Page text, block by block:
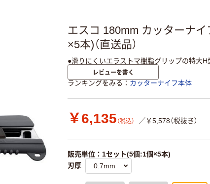
エスコ 180mm カッターナ
×5本)（直送品）
●滑りにくいエラストマ樹脂グリップの特大H
レビューを書く
ランキングをみる カッターナイフ本体
￥6,135 （税込） ／￥5,578（税抜き）
販売単位：1セット(5個:1個×5本)
刃厚